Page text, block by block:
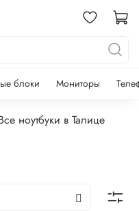
блоки Мониторы
ноутбуки в Талице